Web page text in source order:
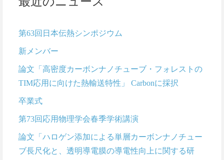
第63回日本伝熱シンポジウム
新メンバー
論文「高密度カーボンナノチューブ・フォレストの
TIM応用に向けた熱輸送特性」 Carbonに採択
卒業式
第73回応用物理学会春季学術講演
論文「ハロゲン添加による単層カーボンナノチュー
ブ長尺化と、透明導電膜の導電性向上に関する研